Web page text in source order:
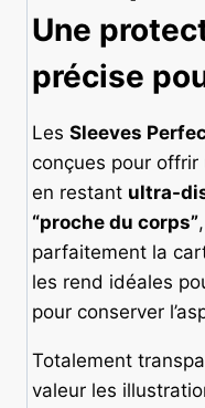
Une
précise
Les Sleeves
conçues pour
en restant ultra-
“proche du corps”
parfaitement la
les rend idéales
pour conserver
Totalement
valeur les